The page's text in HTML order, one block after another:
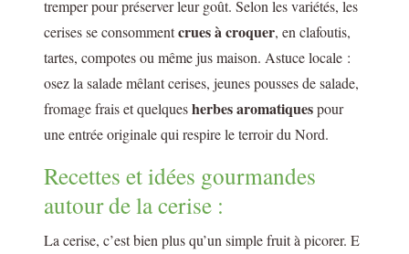
tremper pour préserver leur goût. Selon les variétés, les
cerises se consommentcrues à croquer, en clafoutis,
tartes, compotes ou même jus maison. Astuce locale :
osez la salade mêlant cerises, jeunes pousses de salade,
fromage frais et quelquesherbes aromatiquespour
une entrée originale qui respire le terroir du Nord.
Recettes et idées gourmandes
autour de la cerise :
La cerise, c’est bien plus qu’un simple fruit à picorer. E